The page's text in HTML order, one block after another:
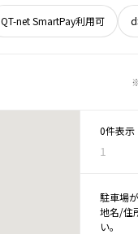
QT-net SmartPay利用可
0件表示
1
駐車場
地名/住
い。